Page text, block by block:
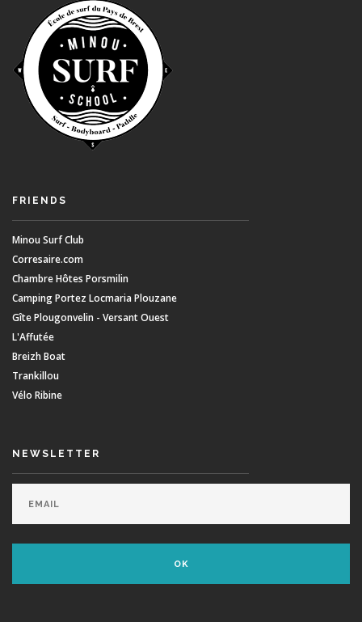
FRIENDS
Minou Surf Club
Corresaire.com
Chambre Hôtes Porsmilin
Camping Portez Locmaria Plouzane
Gîte Plougonvelin - Versant Ouest
L'Affutée
Breizh Boat
Trankillou
Vélo Ribine
NEWSLETTER